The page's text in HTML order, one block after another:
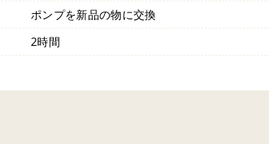
ポンプを新品の物に交換
2時間